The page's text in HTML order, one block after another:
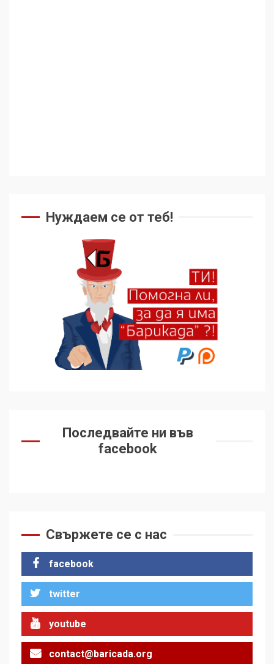
Нуждаем се от теб!
Последвайте ни във
facebook
Свържете се с нас
facebook
twitter
youtube
contact@baricada.org